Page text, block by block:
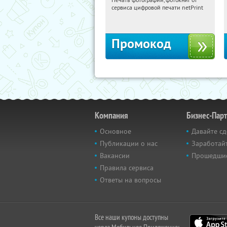
08:34:57 Получили:
сервиса цифровой печати netPrint
Промокод
Компания
Основное
Публикации о нас
Вакансии
Правила сервиса
Ответы на вопросы
Бизнес-
Давайте
Все наши купоны доступны